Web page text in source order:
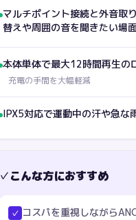
マルチポイント接続と外音取
替えや周囲の音を聞きたい場
本体単体で最大12時間再生の
充電の手間を大幅軽減
IPX5対応で運動中の汗や急な
✓こんな方におすすめ
✓ コスパを重視しながら